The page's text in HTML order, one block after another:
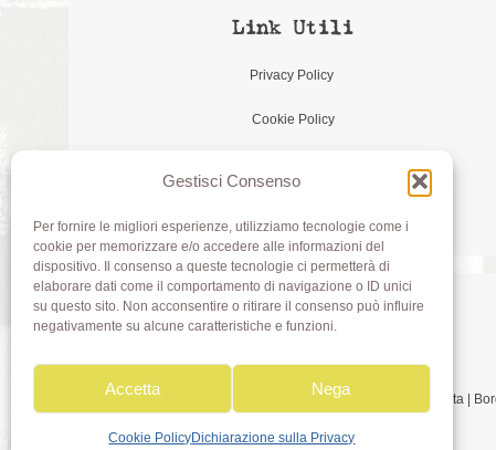
Gestisci Consenso
Per fornire le migliori esperienze, utilizziamo tecnologie come i
cookie per memorizzare e/o accedere alle informazioni del
dispositivo. Il consenso a queste tecnologie ci permetterà di
elaborare dati come il comportamento di navigazione o ID unici
su questo sito. Non acconsentire o ritirare il consenso può influire
negativamente su alcune caratteristiche e funzioni.
Accetta Nega
Cookie PolicyDichiarazione sulla Privacy
Link Utili
Privacy Policy
Cookie Policy
Olivia di Aimi Roberta |